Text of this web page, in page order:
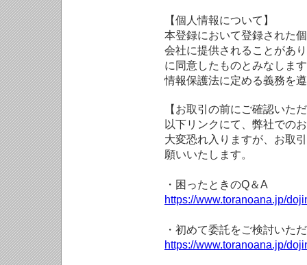
【個人情報について】
本登録において登録された
会社に提供されることがあ
に同意したものとみなしま
情報保護法に定める義務を
【お取引の前にご確認いた
以下リンクにて、弊社での
大変恐れ入りますが、お取
願いいたします。
・困ったときのQ＆A
https://www.toranoana.jp/
・初めて委託をご検討いた
https://www.toranoana.jp/